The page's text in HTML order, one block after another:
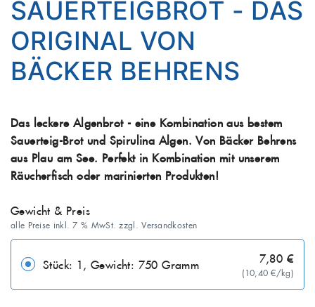
SAUERTEIGBROT - DAS
ORIGINAL VON
BÄCKER BEHRENS
Das leckere Algenbrot - eine Kombination aus bestem
Sauerteig-Brot und Spirulina Algen. Von Bäcker Behrens
aus Plau am See. Perfekt in Kombination mit unserem
Räucherfisch oder marinierten Produkten!
Gewicht & Preis
alle Preise inkl. 7 % MwSt. zzgl. Versandkosten
Stück: 1, Gewicht: 750 Gramm
(10,40 €/kg)
7,80 €